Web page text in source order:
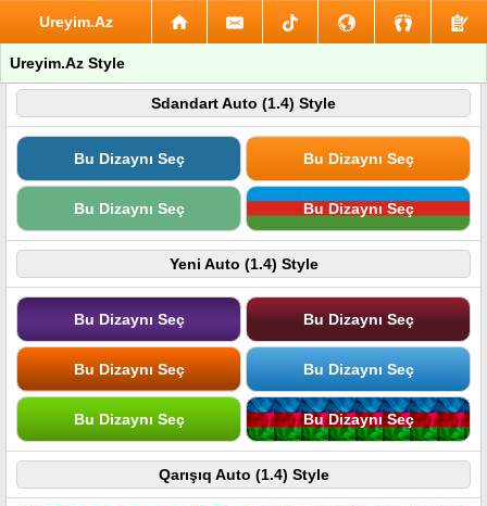
Ureyim.Az
Ureyim.Az Style
Sdandart Auto (1.4) Style
Bu Dizaynı Seç Bu Dizaynı Seç
Bu Dizaynı Seç Bu Dizaynı Seç
Yeni Auto (1.4) Style
Bu Dizaynı Seç Bu Dizaynı Seç
Bu Dizaynı Seç Bu Dizaynı Seç
Bu Dizaynı Seç Bu Dizaynı Seç
Qarışıq Auto (1.4) Style